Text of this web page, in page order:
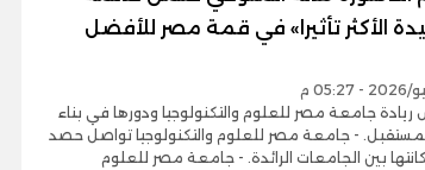
الأكثر تأثيرا» في قمة مصر للأفضل
ريادة جامعة مصر للعلوم والتكنولوجيا ودورها في بناء
- جامعة مصر للعلوم والتكنولوجيا تواصل حصد
بين الجامعات الرائدة. - جامعة مصر للعلوم